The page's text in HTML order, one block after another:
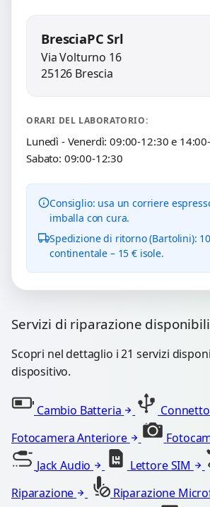
BresciaPC Srl
Via Volturno 16
25126 Brescia
ORARI DEL LABORATORIO:
Lunedì - Venerdì: 09:00-12:30 e
Sabato: 09:00-12:30
Consiglio: usa un corriere
imballa con cura.
Spedizione di ritorno (Bartolini):
continentale – 15 € isole.
Servizi di riparazione disponibili
Scopri nel dettaglio i 21 servizi
dispositivo.
Cambio Batteria
Fotocamera Anteriore
Jack Audio
Lettore SIM
Riparazione
Riparazione